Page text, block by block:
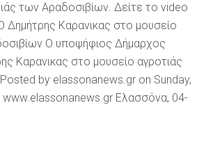
των Αραδοσιβίων. Δείτε το video
Δημήτρης Καρανικας στο μουσείο
Ο υποψήφιος Δήμαρχος
Καρανικας στο μουσείο αγροτιάς
by elassonanews.gr on Sunday,
www.elassonanews.gr Ελασσόνα, 04-